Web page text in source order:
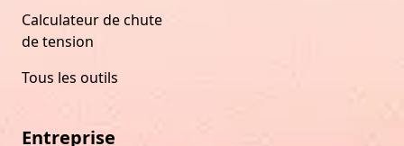
Calculateur de chute
de tension
Tous les outils
Entreprise